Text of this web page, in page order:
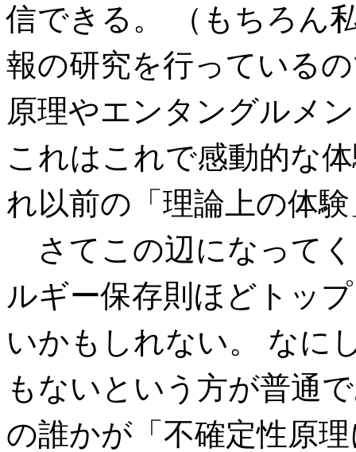
信できる。 （もちろん
報の研究を行っている
原理やエンタングルメ
これはこれで感動的な
れ以前の「理論上の体
さてこの辺になって
ルギー保存則ほどトッ
いかもしれない。 なに
もないという方が普通
の誰かが「不確定性原